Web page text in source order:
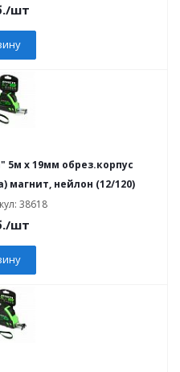
/шт
5м х 19мм обрез.корпус
магнит, нейлон (12/120)
38618
/шт